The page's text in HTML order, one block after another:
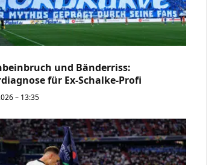
und Bänderriss:
für Ex-Schalke-Profi
– 13:35